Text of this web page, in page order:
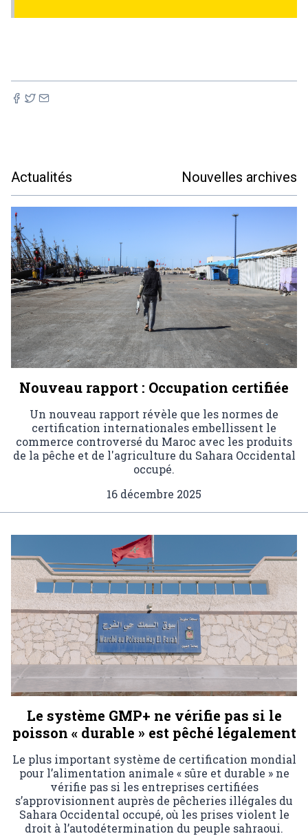
Actualités Nouvelles archives
Nouveau rapport : Occupation certifiée
Un nouveau rapport révèle que les normes de
certification internationales embellissent le
commerce controversé du Maroc avec les produits
de la pêche et de l'agriculture du Sahara Occidental
occupé.
16 décembre 2025
Le système GMP+ ne vérifie pas si le
poisson « durable » est pêché légalement
Le plus important système de certification mondial
pour l’alimentation animale « sûre et durable » ne
vérifie pas si les entreprises certifiées
s’approvisionnent auprès de pêcheries illégales du
Sahara Occidental occupé, où les prises violent le
droit à l’autodétermination du peuple sahraoui.